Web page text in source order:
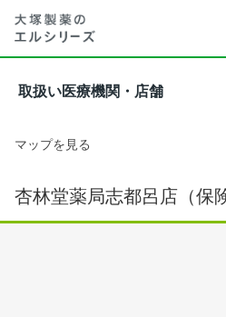
取扱い医療機関・店舗
マップを見る
杏林堂薬局志都呂店（保